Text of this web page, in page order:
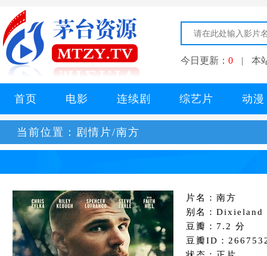
今日更新： 0 | 本
首页 电影 连续剧 综艺片 动漫
当前位置： 剧情片/南方
片名：南方
别名：Dixieland
豆瓣：7.2 分
豆瓣ID：